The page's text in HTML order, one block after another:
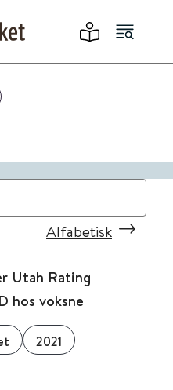
Alfabetisk
Utah Rating
hos voksne
2021